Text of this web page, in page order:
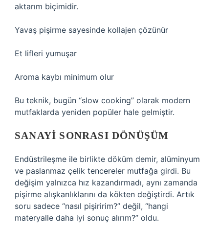
aktarım biçimidir.
Yavaş pişirme sayesinde kollajen çözünür
Et lifleri yumuşar
Aroma kaybı minimum olur
Bu teknik, bugün “slow cooking” olarak modern
mutfaklarda yeniden popüler hale gelmiştir.
SANAYI SONRASI DÖNÜŞÜM
Endüstrileşme ile birlikte döküm demir, alüminyum
ve paslanmaz çelik tencereler mutfağa girdi. Bu
değişim yalnızca hız kazandırmadı, aynı zamanda
pişirme alışkanlıklarını da kökten değiştirdi. Artık
soru sadece “nasıl pişiririm?” değil, “hangi
materyalle daha iyi sonuç alırım?” oldu.